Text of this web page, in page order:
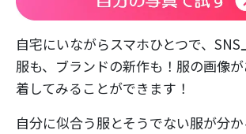
自宅にいながらスマホひとつで、
服も、ブランドの新作も！服の画像
着してみることができます！
自分に似合う服とそうでない服が分